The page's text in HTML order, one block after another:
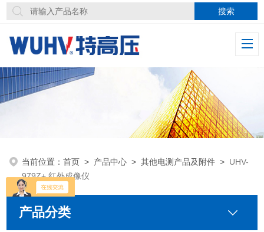
当前位置：首页 > 产品中心 >其他电测产品及附件 > UHV-
979Z+ 红外成像仪
产品分类